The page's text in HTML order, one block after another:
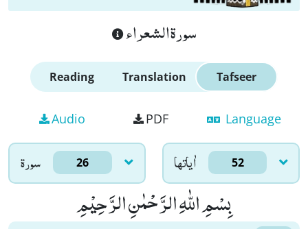
سورة الشعراء
Reading Translation Tafseer
Audio PDF Language
سورۃ 26 اٰياتها 52
بِسْمِ اللّٰهِ الرَّحْمٰنِ الرَّحِیْمِ